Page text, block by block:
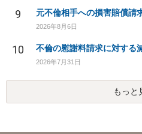
9 元不倫相手への損害賠償請
2026年8月6日
10 不倫の慰謝料請求に対する
2026年7月31日
もっと